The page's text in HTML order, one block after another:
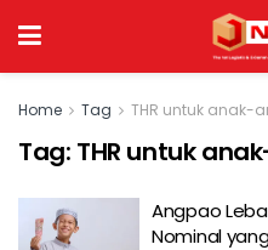
Home Tag THR untuk anak-
Tag: THR untuk
Angpao
Nominal